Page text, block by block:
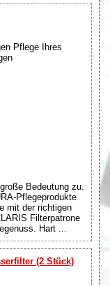
Pflege Ihres
Bedeutung zu.
Pflegeprodukte
mit der richtigen
Filterpatrone
Hart ...
(2 Stück)